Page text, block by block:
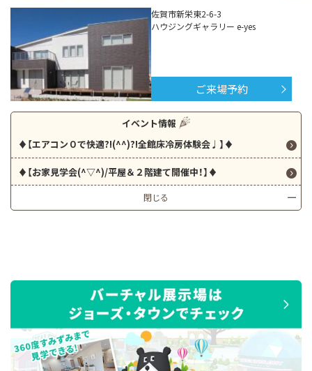
佐賀市新栄東2-6-3
ハウジングギャラリー e-yes
ご来場予約
イベント情報
♦【エアコン０で快適?!(^^)?!全館床冷房体験会♩】♦
♦【お家見学会(^▽^)/平屋＆２階建て開催中！】♦
閉じる